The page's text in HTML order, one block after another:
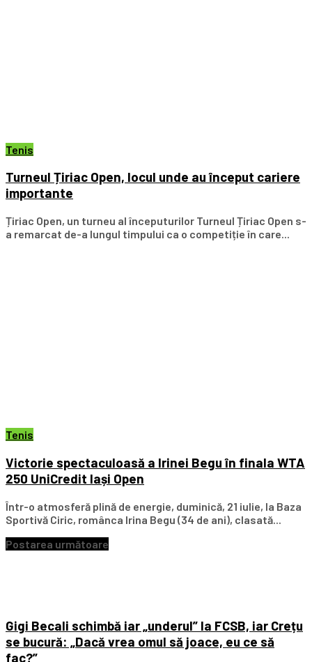
Tenis
Turneul Țiriac Open, locul unde au început cariere
importante
Țiriac Open, un turneu al începuturilor Turneul Țiriac Open s-
a remarcat de-a lungul timpului ca o competiție în care...
Tenis
Victorie spectaculoasă a Irinei Begu în finala WTA
250 UniCredit Iași Open
Într-o atmosferă plină de energie, duminică, 21 iulie, la Baza
Sportivă Ciric, românca Irina Begu (34 de ani), clasată...
Postarea următoare
Gigi Becali schimbă iar „underul” la FCSB, iar Crețu
se bucură: „Dacă vrea omul să joace, eu ce să
fac?”